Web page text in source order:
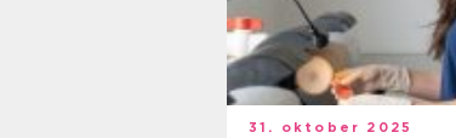
31. oktober 2025